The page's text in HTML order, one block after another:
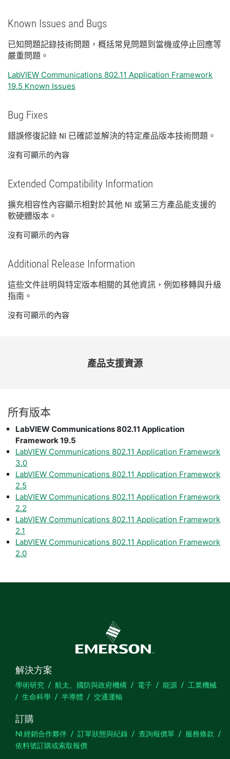
Known Issues and Bugs
已知問題記錄技術問題， 概括常見問題到 當機或停止回應等
嚴重問題。
LabVIEW Communications 802.11 Application Framework
19.5 Known Issues
Bug Fixes
錯誤修復記錄 NI 已確認並解決的特定產品版本技術問題。
沒有可顯示的內容
Extended Compatibility Information
擴充相容性內容顯示相對於其他 NI 或第三方產品能支援的
軟硬體版本。
沒有可顯示的內容
Additional Release Information
這些文件註明與特定版本相關的其他資訊， 例如移轉與升級
指南。
沒有可顯示的內容
產品支援資源
所有版本
LabVIEW Communications 802.11 Application
Framework 19.5
LabVIEW Communications 802.11 Application Framework
3.0
LabVIEW Communications 802.11 Application Framework
2.5
LabVIEW Communications 802.11 Application Framework
2.2
LabVIEW Communications 802.11 Application Framework
2.1
LabVIEW Communications 802.11 Application Framework
2.0
解決方案
學術研究 航太、國防與政府機構 電子 能源
工業機械
生命科學
半導體 交通運輸
訂購
NI 經銷合作夥伴 訂單狀態與紀錄 查詢報價單
服務條款
依料號訂購或索取報價